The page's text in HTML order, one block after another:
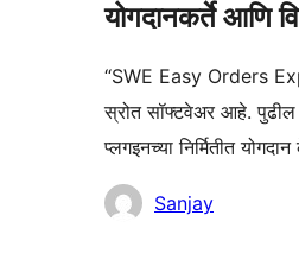
योगदानकर्ते आणि
“SWE Easy Orders
स्रोत सॉफ्टवेअर आहे.
प्लगइनच्या निर्मितीत
योगदानकर्तेSanjay